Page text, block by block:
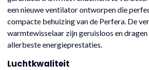
een nieuwe ventilator ontworpen die
compacte behuizing van de Perfera. De
warmtewisselaar zijn geruisloos en dragen
allerbeste energieprestaties.
Luchtkwaliteit